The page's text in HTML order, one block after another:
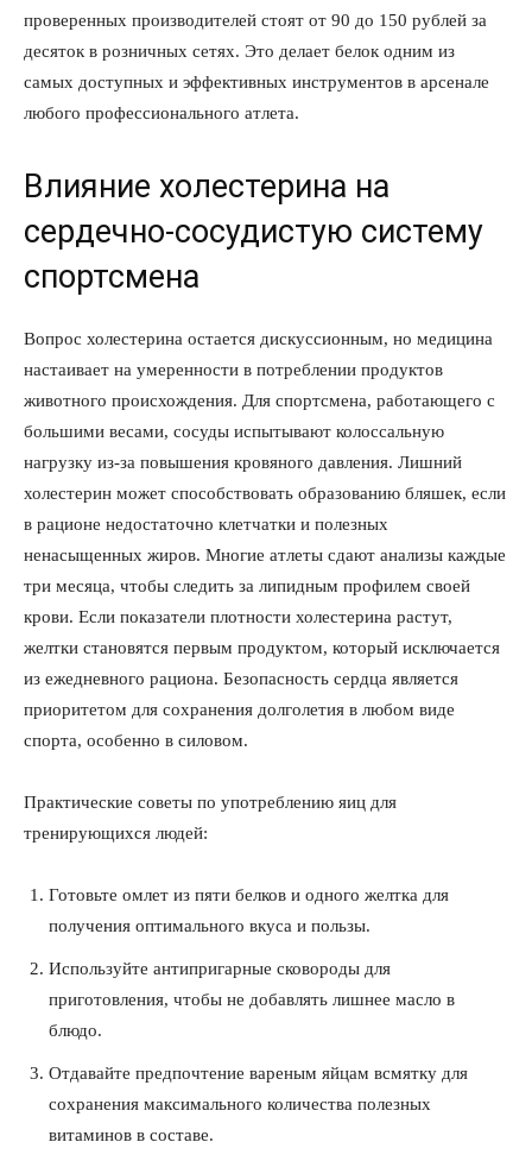
ПОДПИСАТЬСЯ СЕЙЧАС
проверенных производителей стоят от 90 до 150 рублей за
десяток в розничных сетях. Это делает белок одним из
самых доступных и эффективных инструментов в арсенале
любого профессионального атлета.
Влияние холестерина на
сердечно-сосудистую систему
спортсмена
Вопрос холестерина остается дискуссионным, но медицина
настаивает на умеренности в потреблении продуктов
животного происхождения. Для спортсмена, работающего с
большими весами, сосуды испытывают колоссальную
нагрузку из-за повышения кровяного давления. Лишний
холестерин может способствовать образованию бляшек, если
в рационе недостаточно клетчатки и полезных
ненасыщенных жиров. Многие атлеты сдают анализы каждые
три месяца, чтобы следить за липидным профилем своей
крови. Если показатели плотности холестерина растут,
желтки становятся первым продуктом, который исключается
из ежедневного рациона. Безопасность сердца является
приоритетом для сохранения долголетия в любом виде
спорта, особенно в силовом.
Практические советы по употреблению яиц для
тренирующихся людей:
Готовьте омлет из пяти белков и одного желтка для
получения оптимального вкуса и пользы.
Используйте антипригарные сковороды для
приготовления, чтобы не добавлять лишнее масло в
блюдо.
Отдавайте предпочтение вареным яйцам всмятку для
сохранения максимального количества полезных
витаминов в составе.